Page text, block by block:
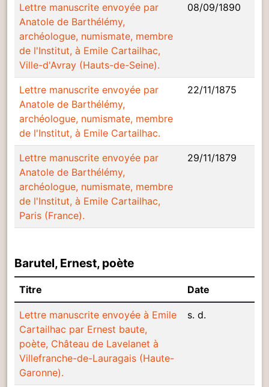
Lettre manuscrite envoyée par
Anatole de Barthélémy,
archéologue, numismate, membre
de l'Institut, à Emile Cartailhac,
Ville-d'Avray (Hauts-de-Seine).
08/09/1890
Lettre manuscrite envoyée par
Anatole de Barthélémy,
archéologue, numismate, membre
de l'Institut, à Emile Cartailhac.
22/11/1875
Lettre manuscrite envoyée par
Anatole de Barthélémy,
archéologue, numismate, membre
de l'Institut, à Emile Cartailhac,
Paris (France).
29/11/1879
Barutel, Ernest, poète
Titre Date
Lettre manuscrite envoyée à Emile
Cartailhac par Ernest baute,
poète, Château de Lavelanet à
Villefranche-de-Lauragais (Haute-
Garonne).
s. d.